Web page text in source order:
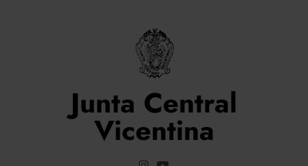
Junta Central
Vicentina
Web Oficial De La Junta Central Vicentina De Valencia